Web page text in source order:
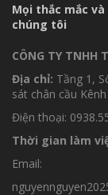
Mọi thắc mắc
chúng tôi
CÔNG TY TNHH
Địa chỉ: Tầng 1,
sát chân cầu
Điện thoại:
Thời gian làm
Email: